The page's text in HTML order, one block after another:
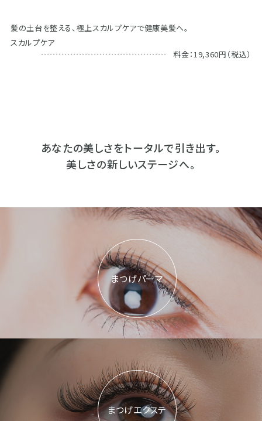
髪の土台を整える、極上スカルプケアで健康美髪へ。
スカルプケア
料金：19,360円（税込）
あなたの美しさをトータルで引き出す。
美しさの新しいステージへ。​​​​​​​
まつげパーマ
まつげエクステ